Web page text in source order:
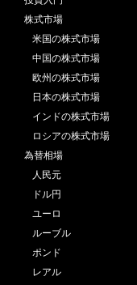
株式市場
米国の株式市場
中国の株式市場
欧州の株式市場
日本の株式市場
インドの株式市場
ロシアの株式市場
為替相場
人民元
ドル円
ユーロ
ルーブル
ポンド
レアル